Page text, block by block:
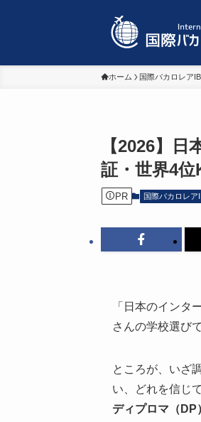
ホーム 国際バカロレアIB
【2026】
証・世界4位
PR 国際バカロレア
「日本のインタ
さんの学校選び
ところが、いざ
い、どれを信じ
ディプロマ（DP